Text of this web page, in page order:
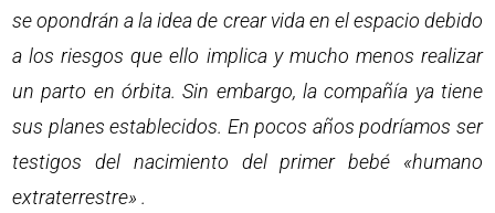
se opondrán a la idea de crear vida en el espacio debido
a los riesgos que ello implica y mucho menos realizar
un parto en órbita. Sin embargo, la compañía ya tiene
sus planes establecidos. En pocos años podríamos ser
testigos del nacimiento del primer bebé «humano
extraterrestre» .